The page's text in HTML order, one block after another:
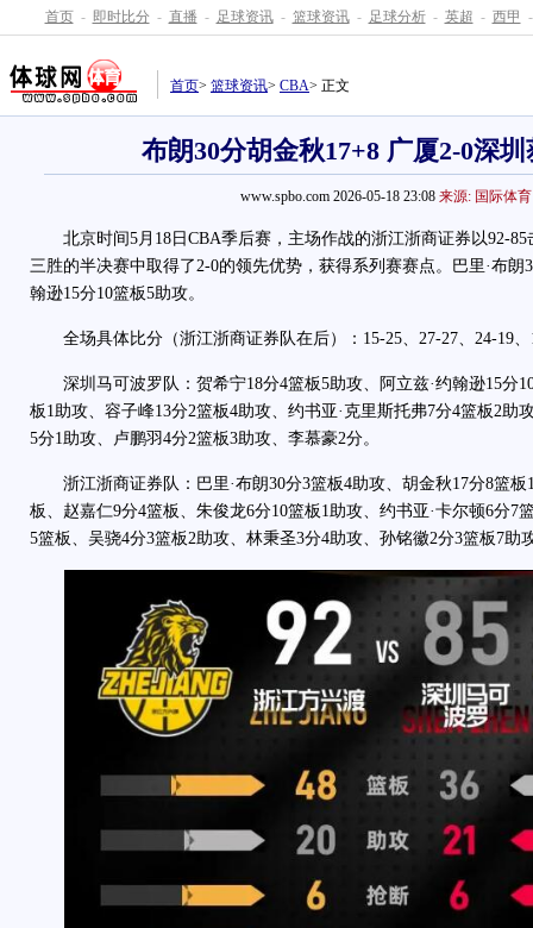
首页 - 即时比分 - 直播 - 足球资讯 - 篮球资讯 - 足球分析 - 英超 - 西甲 -
首页> 篮球资讯> CBA> 正文
布朗30分胡金秋17+8 广厦2-0深
www.spbo.com 2026-05-18 23:08 来源: 国际体育
北京时间5月18日CBA季后赛，主场作战的浙江浙商证券以92-85
三胜的半决赛中取得了2-0的领先优势，获得系列赛赛点。巴里·布朗
翰逊15分10篮板5助攻。
全场具体比分（浙江浙商证券队在后）：15-25、27-27、24-19、
深圳马可波罗队：贺希宁18分4篮板5助攻、阿立兹·约翰逊15分
板1助攻、容子峰13分2篮板4助攻、约书亚·克里斯托弗7分4篮板2助
5分1助攻、卢鹏羽4分2篮板3助攻、李慕豪2分。
浙江浙商证券队：巴里·布朗30分3篮板4助攻、胡金秋17分8篮板
板、赵嘉仁9分4篮板、朱俊龙6分10篮板1助攻、约书亚·卡尔顿6分7
5篮板、吴骁4分3篮板2助攻、林秉圣3分4助攻、孙铭徽2分3篮板7助